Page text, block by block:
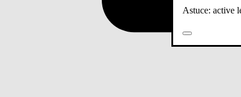
Astuce: active